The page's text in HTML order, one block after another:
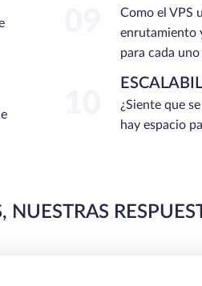
Como el VPS
enrutamiento
para cada
¿Siente que
hay espacio
NUESTRAS